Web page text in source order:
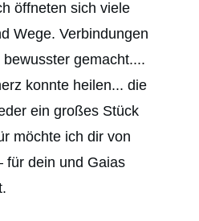
öffneten sich viele
Wege. Verbindungen
gemacht....
konnte heilen... die
ein großes Stück
möchte ich dir von
für dein und Gaias